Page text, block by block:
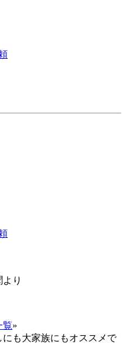
り
覧»
も大家族にもオススメで